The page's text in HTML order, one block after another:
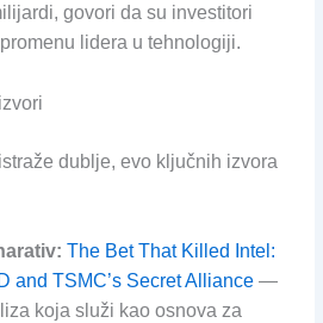
govori da su investitori
lidera u tehnologiji.
dublje, evo ključnih izvora
The Bet That Killed Intel:
and TSMC’s Secret Alliance—
koja služi kao osnova za